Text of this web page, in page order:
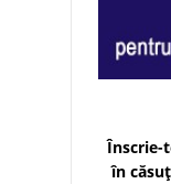
Înscrie-
în